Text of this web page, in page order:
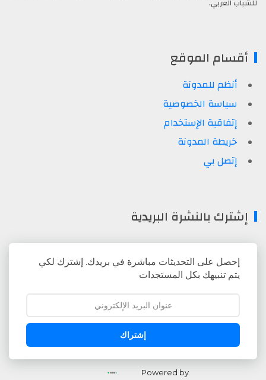
للشباب العربي.
أقسام الموقع
أنظم للمدونة
سياسة الخصوصية
إتفاقية الإستخدام
خريطة المدونة
إتصل بي
إشترك بالنشرة البريدية
إحصل على التحديثات مباشرة في بريدك. إشترك لكي
يتم تنبيهك بكل المستجدات
إشتراك
Powered by